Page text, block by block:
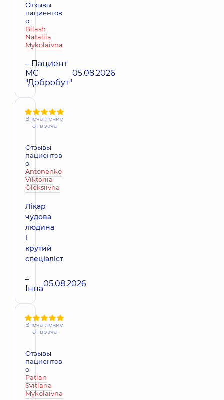
Отзывы
пациентов
о:
Bilash
Nataliia
Mykolaivna
– Пациент
МС
"Добробут"
05.08.2026
Впечатление
от врача
Отзывы
пациентов
о:
Antonenko
Viktoriia
Oleksiivna
Лікар
чудова
людина
і
крутий
спеціаліст
–
Інна05.08.2026
Впечатление
от врача
Отзывы
пациентов
о:
Patlan
Svitlana
Mykolaivna